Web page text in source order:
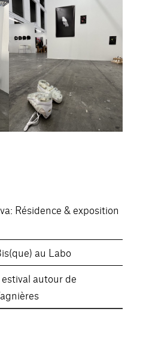
Résidence & exposition
au Labo
autour de